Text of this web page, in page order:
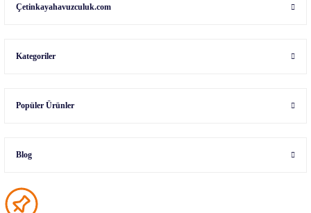
Çetinkayahavuzculuk.com
Kategoriler
Popüler Ürünler
Blog